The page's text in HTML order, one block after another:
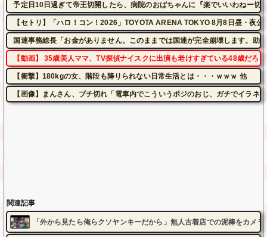
予定日10日過ぎて帝王切開したら、病院のおばちゃんに『楽でいいわねー切
【セトリ】「ハロ！コン！2026」TOYOTA ARENA TOKYO 8月8日昼・夜公
国連事務総長「お金がありません。このままでは国連が完全崩壊します。助
【動画】 35歳美人ママ、TV探偵ナイスクに出演も老けすぎている48歳だろ
【衝撃】180kgの女、階段も降りられない日常生活とは・・・ｗｗｗ 他
【画像】まんさん、ブチ切れ「電車内でこういうポジのおじ、ガチでイラネ
関連記事
「外から見たら俺らクソヤンキーだから」無人古着店での泥棒をカメラ